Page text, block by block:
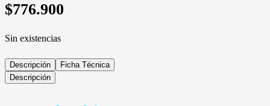
$776.900
Sin existencias
Descripción
Ficha Técnica
Descripción